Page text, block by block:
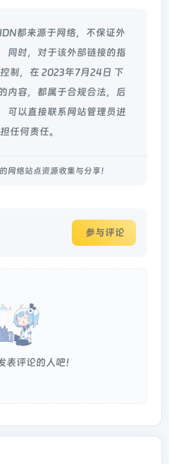
都来源于网络，不保证外
同时，对于该外部链接的指
制，在 2023年7月24日 下
内容，都属于合规合法，后
可以直接联系网站管理员进
任何责任。
网络站点资源收集与分享！
参与评论
表评论的人吧！